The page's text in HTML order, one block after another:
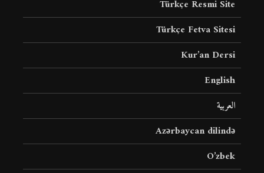
Türkçe Resmi Site
Türkçe Fetva Sitesi
Kur’an Dersi
English
العربية
Azərbaycan dilində
O’zbek